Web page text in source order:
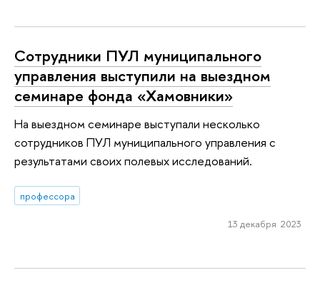
Сотрудники ПУЛ муниципального
управления выступили на выездном
семинаре фонда «Хамовники»
На выездном семинаре выступали несколько
сотрудников ПУЛ муниципального управления с
результатами своих полевых исследований.
профессора
13 декабря 2023